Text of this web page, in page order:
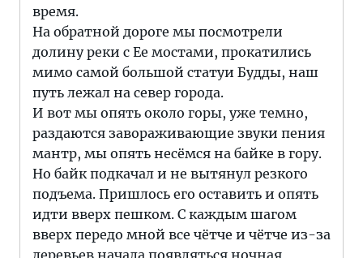
время.
На обратной дороге мы посмотрели
долину реки с Ее мостами, прокатились
мимо самой большой статуи Будды, наш
путь лежал на север города.
И вот мы опять около горы, уже темно,
раздаются завораживающие звуки пения
мантр, мы опять несёмся на байке в гору.
Но байк подкачал и не вытянул резкого
подъема. Пришлось его оставить и опять
идти вверх пешком. С каждым шагом
вверх передо мной все чётче и чётче из-за
деревьев начала появляться ночная